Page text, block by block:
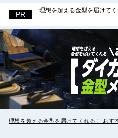
理想を超える金型を届けて
理想を超える金型を届けてくれる！ おす